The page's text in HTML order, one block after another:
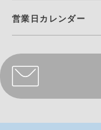
営業日カレンダー